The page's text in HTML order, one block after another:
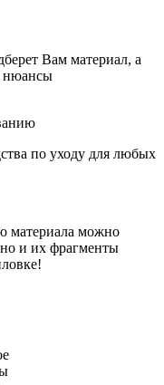
Вам материал, а
нюансы
по уходу для любых
материала можно
но и их фрагменты